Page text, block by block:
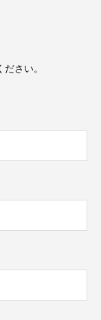
さい。